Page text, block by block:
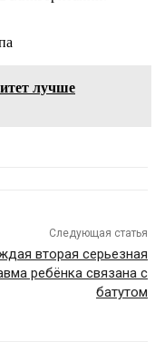
лучше
Следующая статья
вторая серьезная
ребёнка связана с
батутом